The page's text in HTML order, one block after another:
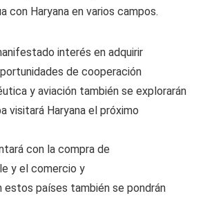
con Haryana en varios campos.
interés en adquirir
de cooperación
y aviación también se explorarán
visitará Haryana el próximo
con la compra de
y el comercio y
estos países también se pondrán